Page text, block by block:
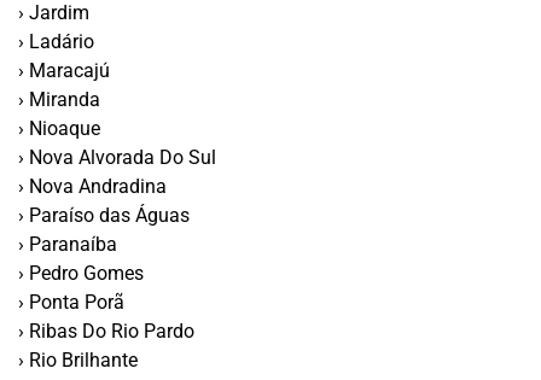
› Jardim
› Ladário
› Maracajú
› Miranda
› Nioaque
› Nova Alvorada Do Sul
› Nova Andradina
› Paraí­so das Águas
› Paranaíba
› Pedro Gomes
› Ponta Porã
› Ribas Do Rio Pardo
› Rio Brilhante